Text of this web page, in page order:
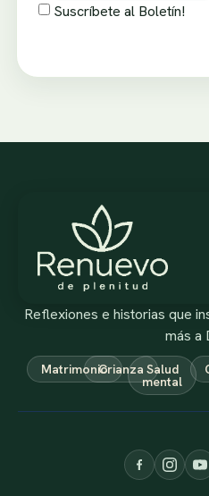
Suscríbete al Boletín!
Reflexiones e historias que
más a
MatrimonioCrianza Salud
mental